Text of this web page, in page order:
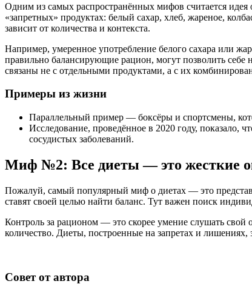
Одним из самых распространённых мифов считается
«запретных» продуктах: белый сахар, хлеб, жареное,
зависит от количества и контекста.
Например, умеренное употребление белого сахара или
правильно балансирующие рацион, могут позволить себе
связаны не с отдельными продуктами, а с их
Примеры из жизни
Параллельный пример — боксёры и спортсмены,
Исследование, проведённое в 2020 году, показало,
сосудистых заболеваний.
Миф №2: Все диеты — это жесткие
Пожалуй, самый популярный миф о диетах — это
ставят своей целью найти баланс. Тут важен поиск
Контроль за рационом — это скорее умение слушать
количество. Диеты, построенные на запретах и лишениях,
Совет от автора